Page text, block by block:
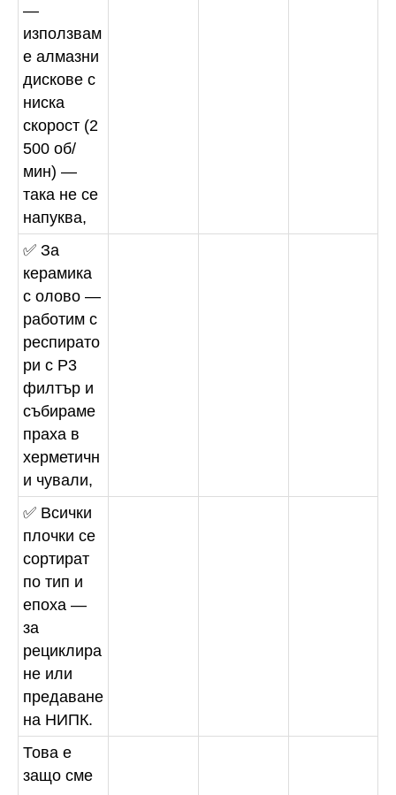
—
използвам
е алмазни
дискове с
ниска
скорост (2
500 об/
мин) —
така не се
напуква,
✅ За
керамика
с олово —
работим с
респирато
ри с P3
филтър и
събираме
праха в
херметичн
и чували,
✅ Всички
плочки се
сортират
по тип и
епоха —
за
рециклира
не или
предаване
на НИПК.
Това е
защо сме